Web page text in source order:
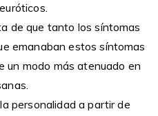
de que tanto los síntomas
emanaban estos síntomas
un modo más atenuado en
personalidad a partir de